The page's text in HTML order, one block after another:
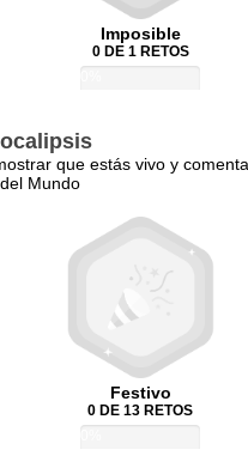
Imposible
0 DE 1 RETOS
que estás vivo y
Mundo
Festivo
0 DE 13 RETOS